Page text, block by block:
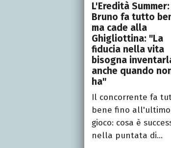
L'Eredità Summer:
Bruno fa tutto
ma cade alla
Ghigliottina: "La
fiducia nella vita
bisogna
anche quando
ha"
Il concorrente fa
bene fino all'ultimo
gioco: cosa è
nella puntata di...